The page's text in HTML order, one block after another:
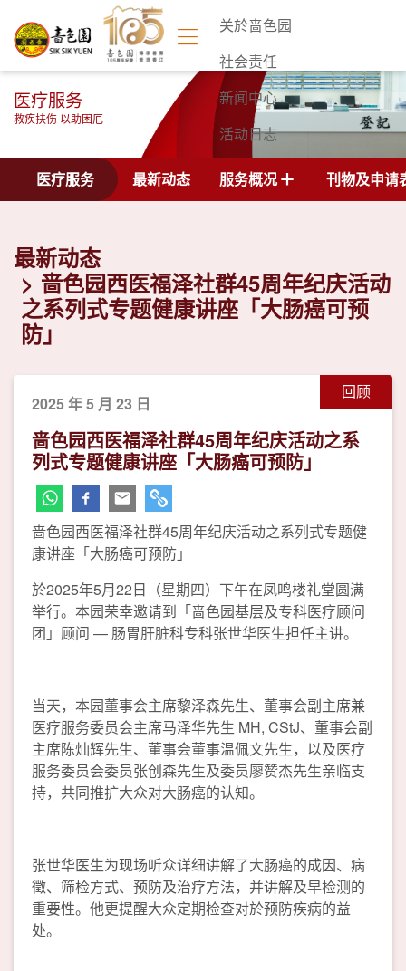
关於啬色园
社会责任
新闻中心
活动日志
联络我们
医疗服务
救疾扶伤 以助困厄
医疗服务 最新动态 服务概况 刊物及申请
最新动态
啬色园西医福泽社群45周年纪庆活动
之系列式专题健康讲座「大肠癌可预
防」
回顾
2025 年 5 月 23 日
啬色园西医福泽社群45周年纪庆活动之系
列式专题健康讲座「大肠癌可预防」
啬色园西医福泽社群45周年纪庆活动之系列式专题健
康讲座「大肠癌可预防」
於2025年5月22日（星期四）下午在凤鸣楼礼堂圆满
举行。本园荣幸邀请到「啬色园基层及专科医疗顾问
团」顾问 — 肠胃肝脏科专科张世华医生担任主讲。
当天，本园董事会主席黎泽森先生、董事会副主席兼
医疗服务委员会主席马泽华先生 MH, CStJ、董事会副
主席陈灿辉先生、董事会董事温佩文先生，以及医疗
服务委员会委员张创森先生及委员廖赞杰先生亲临支
持，共同推扩大众对大肠癌的认知。
张世华医生为现场听众详细讲解了大肠癌的成因、病
徵、筛检方式、预防及治疗方法，并讲解及早检测的
重要性。他更提醒大众定期检查对於预防疾病的益
处。